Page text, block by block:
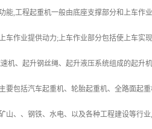
能,工程起重机一般由底座支撑部分和上车作
车作业提供动力;上车作业部分包括使上车实
机、起升钢丝绳、起升液压系统组成的起升
要包括汽车起重机、轮胎起重机、全路面起
山、、钢铁、水电、以及各种工程建设等行